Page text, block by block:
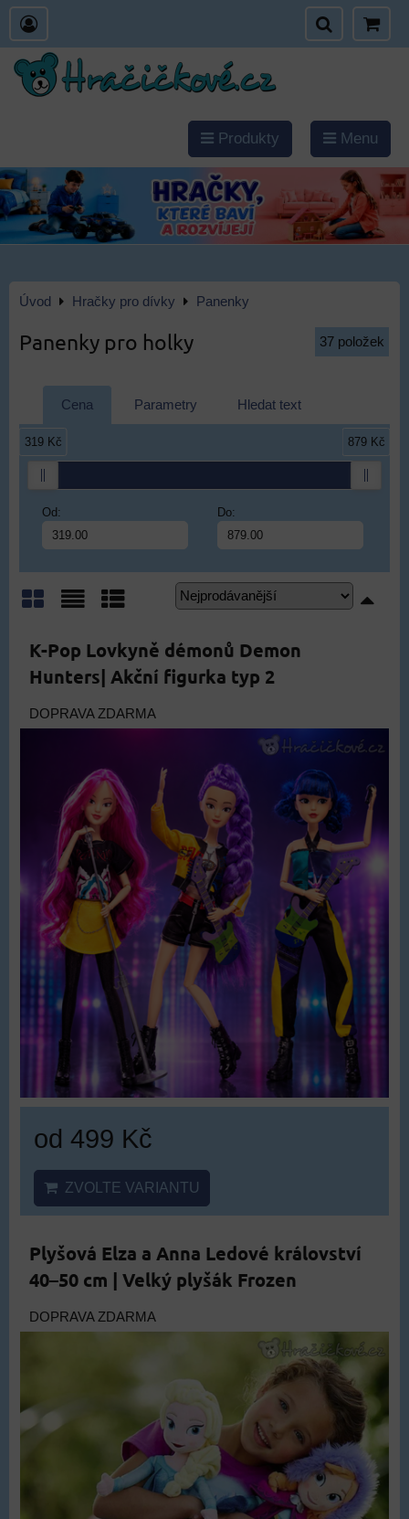
Produkty Menu
Úvod Hračky pro dívky Panenky
Panenky pro holky 37 položek
Cena Parametry Hledat text
Od: Do:
319 Kč 879 Kč
K-Pop Lovkyně démonů Demon
Hunters| Akční figurka typ 2
DOPRAVA ZDARMA
od 499 Kč
ZVOLTE VARIANTU
Plyšová Elza a Anna Ledové království
40–50 cm | Velký plyšák Frozen
DOPRAVA ZDARMA